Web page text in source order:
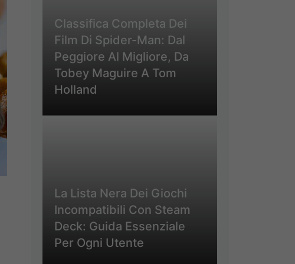
Classifica Completa Dei
Film Di Spider-Man: Dal
Peggiore Al Migliore, Da
Tobey Maguire A Tom
Holland
La Lista Nera Dei Giochi
Incompatibili Con Steam
Deck: Guida Essenziale
Per Ogni Utente